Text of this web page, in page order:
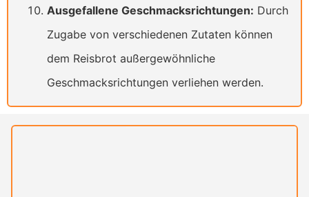
Ausgefallene Geschmacksrichtungen: Durch
Zugabe von verschiedenen Zutaten können
dem Reisbrot außergewöhnliche
Geschmacksrichtungen verliehen werden.